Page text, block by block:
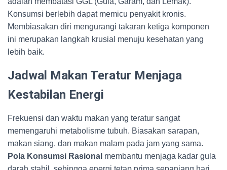
Konsumsi berlebih dapat memicu penyakit kronis.
Membiasakan diri mengurangi takaran ketiga komponen
ini merupakan langkah krusial menuju kesehatan yang
lebih baik.
Jadwal Makan Teratur Menjaga
Kestabilan Energi
Frekuensi dan waktu makan yang teratur sangat
memengaruhi metabolisme tubuh. Biasakan sarapan,
makan siang, dan makan malam pada jam yang sama.
Pola Konsumsi Rasional membantu menjaga kadar gula